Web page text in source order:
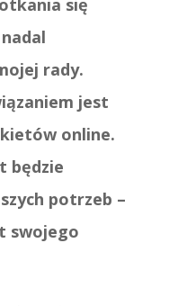
się
rady.
jest
online.
będzie
potrzeb –
swojego